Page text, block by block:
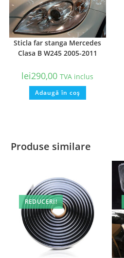
Sticla far stanga Mercedes
Clasa B W245 2005-2011
lei290,00 TVA inclus
Adaugă în coș
Produse similare
REDUCERI!